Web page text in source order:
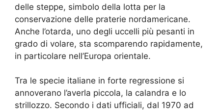
delle steppe, simbolo della lotta per la
conservazione delle praterie nordamericane.
Anche l’otarda, uno degli uccelli più pesanti in
grado di volare, sta scomparendo rapidamente,
in particolare nell’Europa orientale.
Tra le specie italiane in forte regressione si
annoverano l’averla piccola, la calandra e lo
strillozzo. Secondo i dati ufficiali, dal 1970 ad